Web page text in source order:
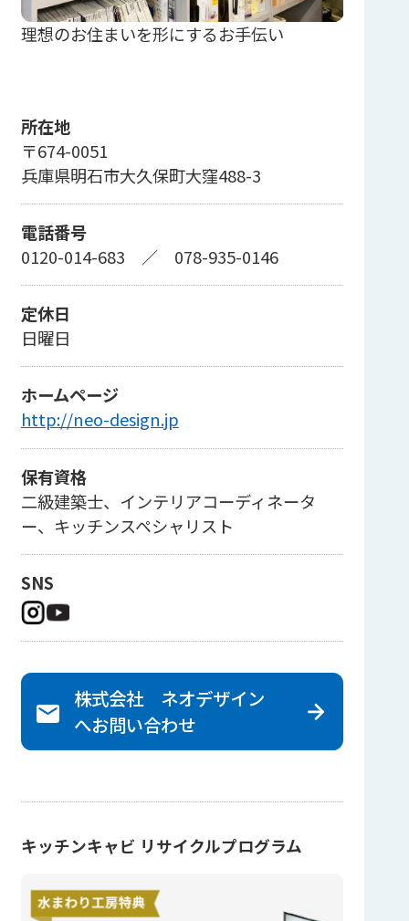
理想のお住まいを形にするお手伝い
所在地
〒674-0051
兵庫県明石市大久保町大窪488-3
電話番号
0120-014-683 ／ 078-935-0146
定休日
日曜日
ホームページ
http://neo-design.jp
保有資格
二級建築士、インテリアコーディネータ
ー、キッチンスペシャリスト
SNS
株式会社 ネオデザイン
へお問い合わせ
キッチンキャビ リサイクルプログラム